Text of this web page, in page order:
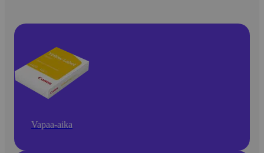
Vapaa-aika